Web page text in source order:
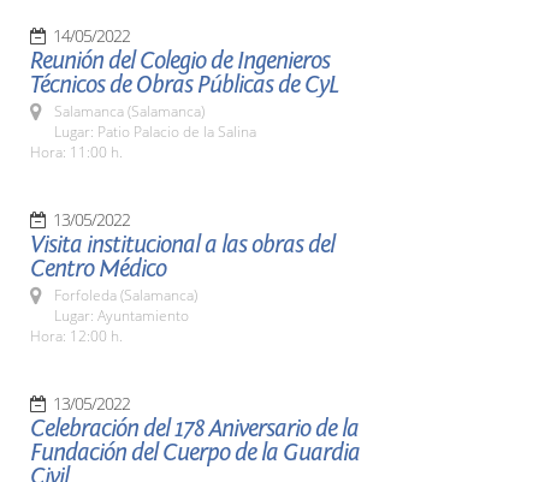
14/05/2022
Reunión del Colegio de Ingenieros
Técnicos de Obras Públicas de CyL
Salamanca (Salamanca)
Lugar: Patio Palacio de la Salina
Hora: 11:00 h.
13/05/2022
Visita institucional a las obras del
Centro Médico
Forfoleda (Salamanca)
Lugar: Ayuntamiento
Hora: 12:00 h.
13/05/2022
Celebración del 178 Aniversario de la
Fundación del Cuerpo de la Guardia